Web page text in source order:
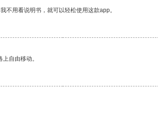
不用看说明书，就可以轻松使用这款app。
自由移动。